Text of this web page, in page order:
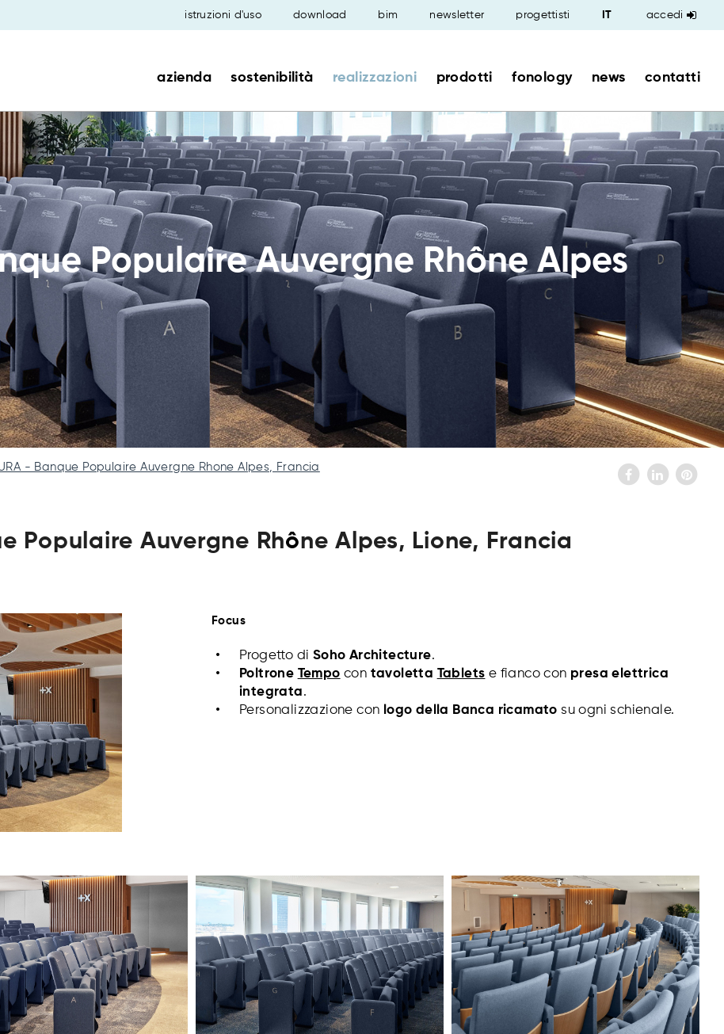
istruzioni d'uso download bim newsletter progettisti accedi
azienda sostenibilità realizzazioni prodotti fonology news contatti
Populaire Auvergne Rhône Alpes
- Banque Populaire Auvergne Rhone Alpes, Francia
Populaire Auvergne Rhône Alpes, Lione, Francia
Focus
Progetto di Soho Architecture.
Poltrone Tempo con tavoletta Tablets e fianco con presa elettrica
integrata.
Personalizzazione con logo della Banca ricamato su ogni schienale.